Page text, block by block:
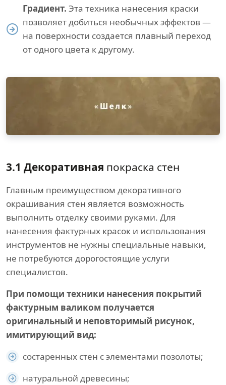
Градиент. Эта техника нанесения краски
позволяет добиться необычных эффектов —
на поверхности создается плавный переход
от одного цвета к другому.
3.1 Декоративная покраска стен
Главным преимуществом декоративного
окрашивания стен является возможность
выполнить отделку своими руками. Для
нанесения фактурных красок и использования
инструментов не нужны специальные навыки,
не потребуются дорогостоящие услуги
специалистов.
При помощи техники нанесения покрытий
фактурным валиком получается
оригинальный и неповторимый рисунок,
имитирующий вид:
состаренных стен с элементами позолоты;
натуральной древесины;